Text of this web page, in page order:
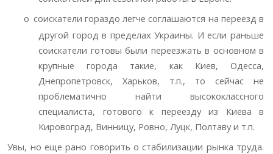
o соискатели гораздо легче соглашаются на переезд в
другой город в пределах Украины. И если раньше
соискатели готовы были переезжать в основном в
крупные города такие, как Киев, Одесса,
Днепропетровск, Харьков, т.п., то сейчас не
проблематично найти высококлассного
специалиста, готового к переезду из Киева в
Кировоград, Винницу, Ровно, Луцк, Полтаву и т.п.
Увы, но еще рано говорить о стабилизации рынка труда.